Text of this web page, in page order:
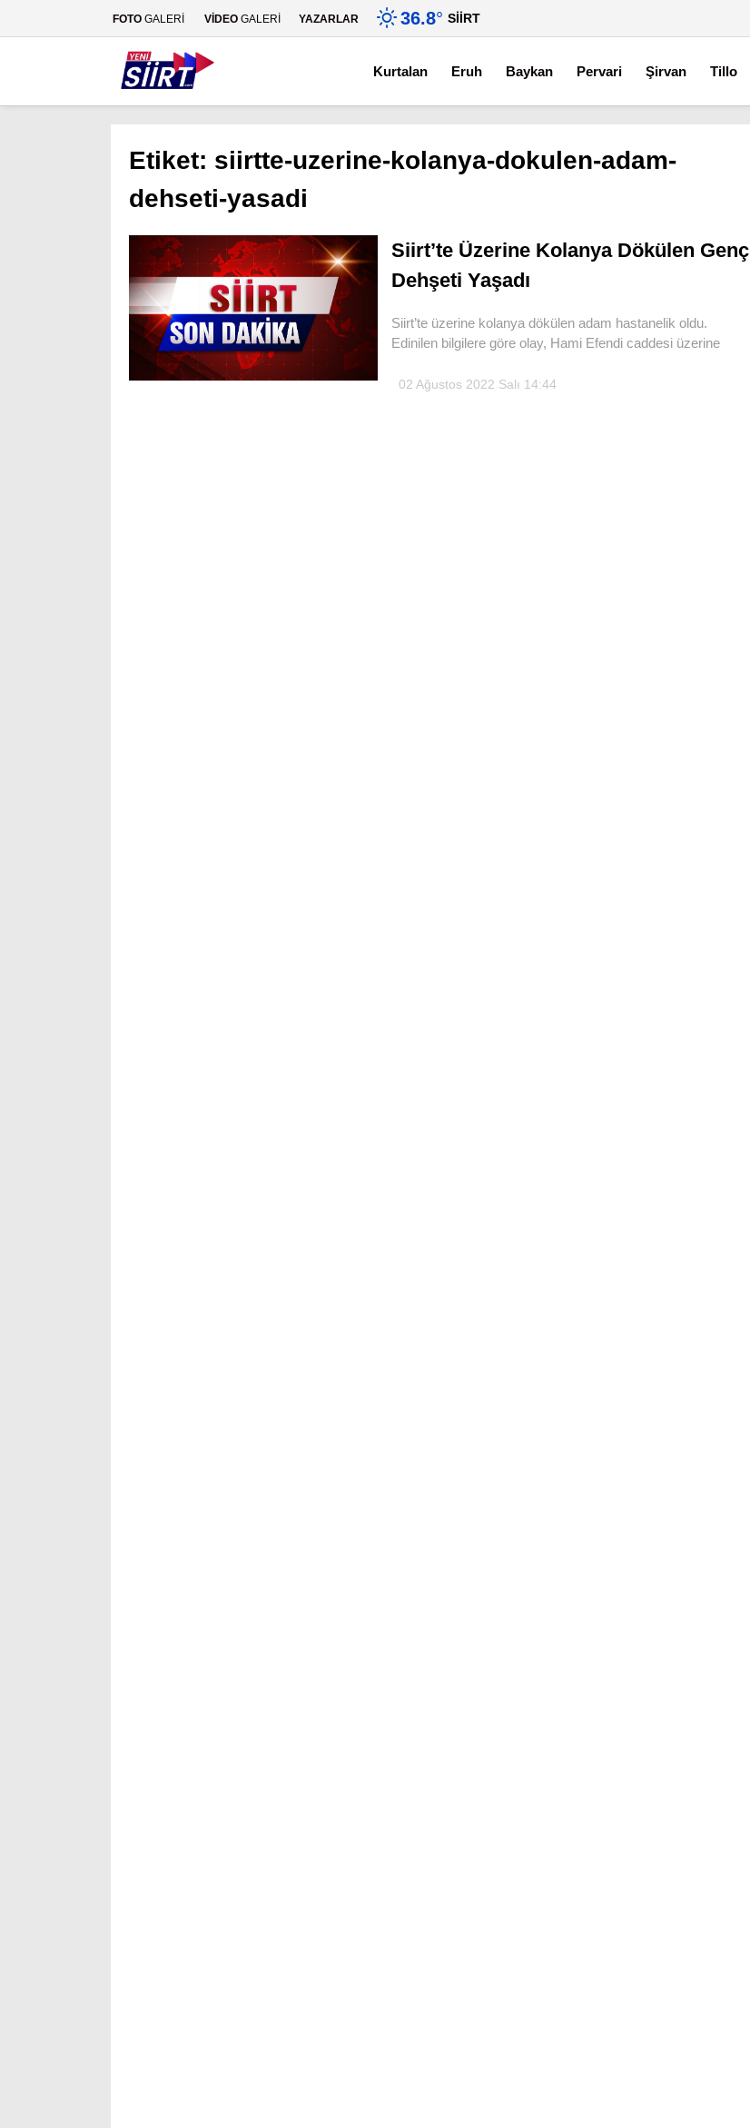
FOTO GALERİ VİDEO GALERİ YAZARLAR 36.8° SIIRT
Kurtalan Eruh Baykan Pervari Şirvan Tillo
Etiket: siirtte-uzerine-kolanya-dokulen-adam-
dehseti-yasadi
Siirt’te Üzerine Kolanya Dökülen Genç
Dehşeti Yaşadı
Siirt’te üzerine kolanya dökülen adam hastanelik oldu.
Edinilen bilgilere göre olay, Hami Efendi caddesi üzerine
02 Ağustos 2022 Salı 14:44